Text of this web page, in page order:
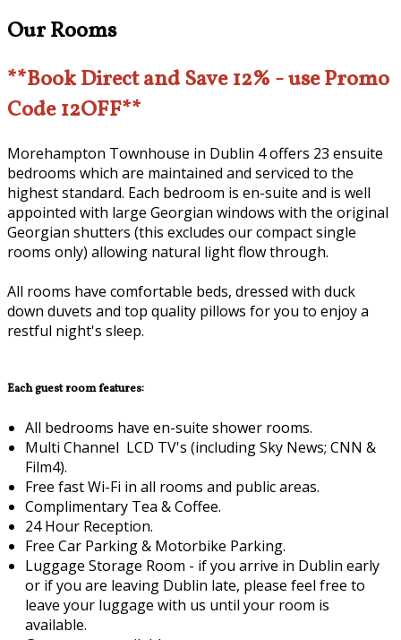
Our Rooms
**Book Direct and Save 12% - use Promo
Code 12OFF**
Morehampton Townhouse in Dublin 4 offers 23 ensuite
bedrooms which are maintained and serviced to the
highest standard. Each bedroom is en-suite and is well
appointed with large Georgian windows with the original
Georgian shutters (this excludes our compact single
rooms only) allowing natural light flow through.
All rooms have comfortable beds, dressed with duck
down duvets and top quality pillows for you to enjoy a
restful night's sleep.
Each guest room features:
All bedrooms have en-suite shower rooms.
Multi Channel LCD TV's (including Sky News; CNN &
Film4).
Free fast Wi-Fi in all rooms and public areas.
Complimentary Tea & Coffee.
24 Hour Reception.
Free Car Parking & Motorbike Parking.
Luggage Storage Room - if you arrive in Dublin early
or if you are leaving Dublin late, please feel free to
leave your luggage with us until your room is
available.